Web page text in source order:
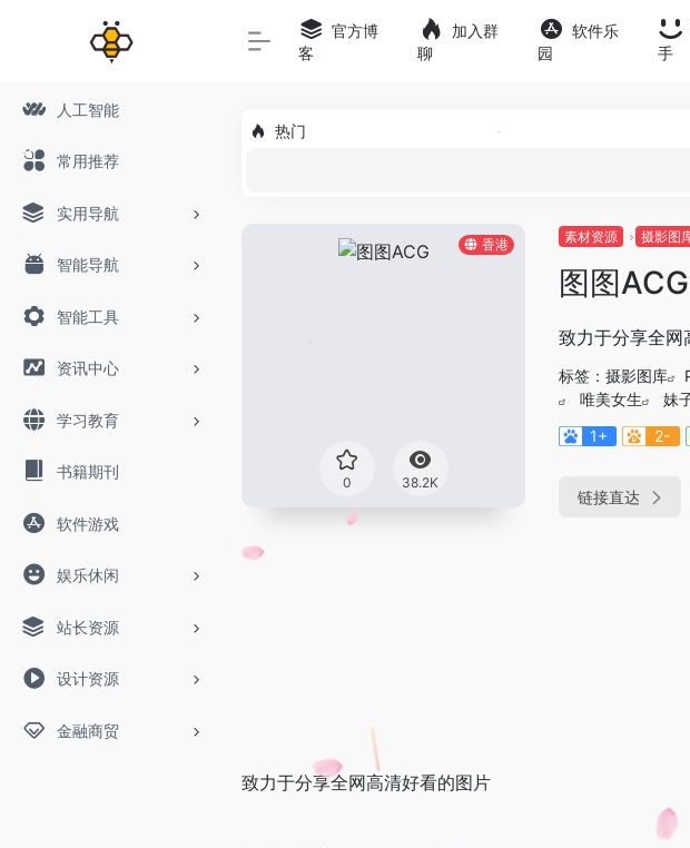
人工智能
常用推荐
实用导航
智能导航
智能工具
资讯中心
学习教育
书籍期刊
软件游戏
娱乐休闲
站长资源
设计资源
金融商贸
官方博
客
加入群
聊
软件乐
园
手
热门
香港
0 38.2K
素材资源 摄影图
图图ACG
致力于分享全网
标签： 摄影图库
唯美女生
妹
1+
2-
链接直达
致力于分享全网高清好看的图片